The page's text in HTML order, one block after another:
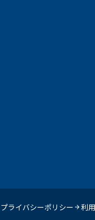
プライバシーポリシー 利